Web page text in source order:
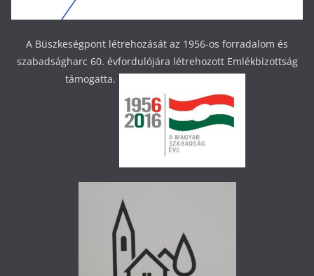
A Büszkeségpont létrehozását az 1956-os forradalom és
szabadságharc 60. évfordulójára létrehozott Emlékbizottság
támogatta.